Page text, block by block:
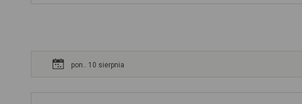
pon.. 10 sierpnia